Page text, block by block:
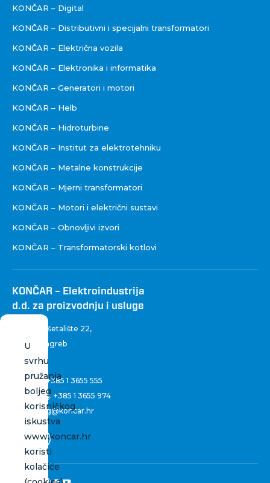
KONČAR – Digital
KONČAR – Distributivni i specijalni transformatori
KONČAR – Električna vozila
KONČAR – Elektronika i informatika
KONČAR – Generatori i motori
KONČAR – Helb
KONČAR – Hidroturbine
KONČAR – Institut za elektrotehniku
KONČAR – Metalne konstrukcije
KONČAR – Mjerni transformatori
KONČAR – Motori i električni sustavi
KONČAR – Obnovljivi izvori
KONČAR – Transformatorski kotlovi
KONČAR – Elektroindustrija
d.d. za proizvodnju i usluge
Fallerovo šetalište 22,
10 000 Zagreb
Hrvatska
Centrala:+385 1 3655 555
Marketing: +385 1 3655 974
marketing@koncar.hr
U
svrhu
pružanja
boljeg
korisničkog
iskustva
www.koncar.hr
koristi
kolačiće